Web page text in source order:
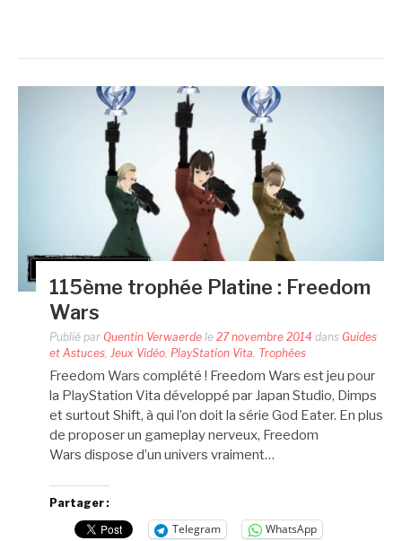
115ème trophée Platine : Freedom
Wars
Publié par Quentin Verwaerde le 27 novembre 2014 dans Guides
et Astuces, Jeux Vidéo, PlayStation Vita, Trophées
Freedom Wars complété ! Freedom Wars est jeu pour
la PlayStation Vita développé par Japan Studio, Dimps
et surtout Shift, à qui l’on doit la série God Eater. En plus
de proposer un gameplay nerveux, Freedom
Wars dispose d’un univers vraiment…
Partager :
Telegram
WhatsApp